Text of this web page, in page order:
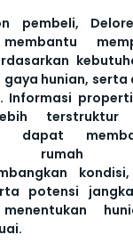
pembeli,
hunian, serta
Informasi
terstruktur
dapat
rumah
potensi